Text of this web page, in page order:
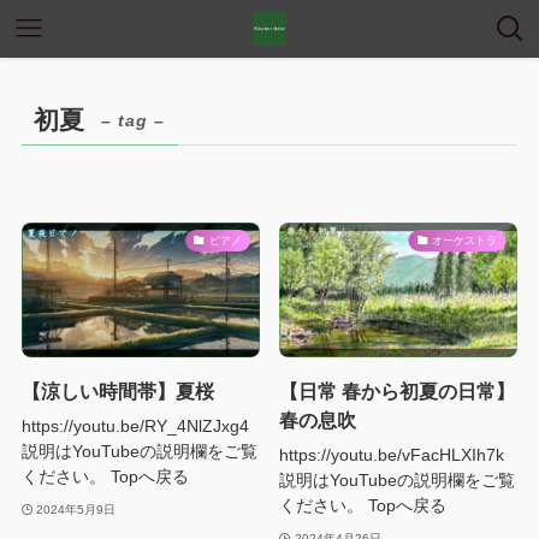
初夏 – tag –
ピアノ
【涼しい時間帯】夏桜
https://youtu.be/RY_4NlZJxg4
説明はYouTubeの説明欄をご覧
ください。 Topへ戻る
2024年5月9日
オーケストラ
【日常 春から初夏の日常】
春の息吹
https://youtu.be/vFacHLXIh7k
説明はYouTubeの説明欄をご覧
ください。 Topへ戻る